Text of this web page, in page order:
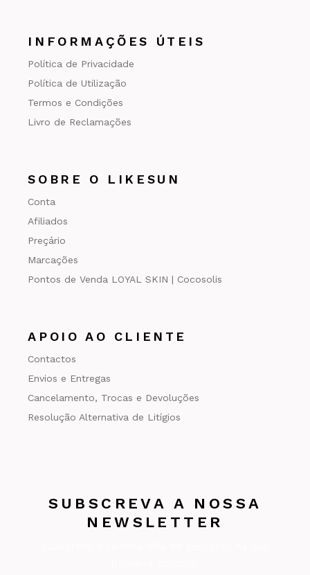
INFORMAÇÕES ÚTEIS
Política de Privacidade
Política de Utilização
Termos e Condições
Livro de Reclamações
SOBRE O LIKESUN
Conta
Afiliados
Preçário
Marcações
Pontos de Venda LOYAL SKIN | Cocosolis
APOIO AO CLIENTE
Contactos
Envios e Entregas
Cancelamento, Trocas e Devoluções
Resolução Alternativa de Litígios
SUBSCREVA A NOSSA
NEWSLETTER